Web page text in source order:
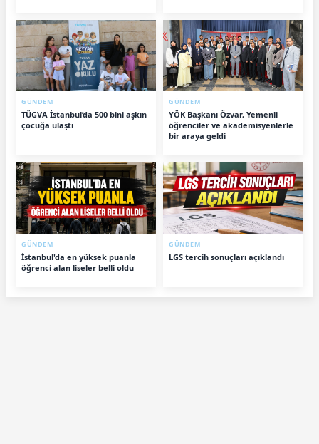
GÜNDEM
TÜGVA İstanbul’da 500 bini aşkın
çocuğa ulaştı
GÜNDEM
YÖK Başkanı Özvar, Yemenli
öğrenciler ve akademisyenlerle
bir araya geldi
GÜNDEM
İstanbul'da en yüksek puanla
öğrenci alan liseler belli oldu
GÜNDEM
LGS tercih sonuçları açıklandı